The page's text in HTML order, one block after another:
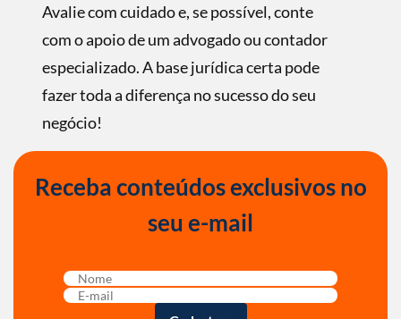
Avalie com cuidado e, se possível, conte
com o apoio de um advogado ou contador
especializado. A base jurídica certa pode
fazer toda a diferença no sucesso do seu
negócio!
Receba conteúdos exclusivos no
seu e-mail